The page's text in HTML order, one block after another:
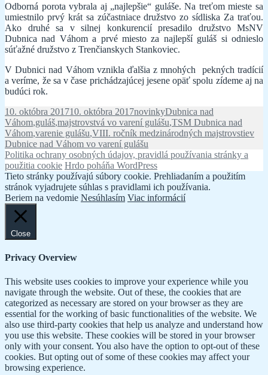
Odborná porota vybrala aj „najlepšie“ guláše. Na treťom mieste sa
umiestnilo prvý krát sa zúčastniace družstvo zo sídliska Za traťou.
Ako druhé sa v silnej konkurencií presadilo družstvo MsNV
Dubnica nad Váhom a prvé miesto za najlepší guláš si odnieslo
súťažné družstvo z Trenčianskych Stankoviec.
V Dubnici nad Váhom vznikla ďalšia z mnohých pekných tradícií
a veríme, že sa v čase prichádzajúcej jesene opäť spolu zídeme aj na
budúci rok.
Publikované
10. októbra 201710. októbra 2017Kategórie
novinkyZnačky
Dubnica nad
Váhom,guláš,majstrovstvá vo varení gulášu,TSM Dubnica nad
Váhom,varenie gulášu,VIII. ročník medzinárodných majstrovstiev
Dubnice nad Váhom vo varení gulášu
Politika ochrany osobných údajov, pravidlá používania stránky a
použitia cookie Hrdo poháňa WordPress
Tieto stránky používajú súbory cookie. Prehliadaním a použitím
stránok vyjadrujete súhlas s pravidlami ich používania.
Beriem na vedomie Nesúhlasím Viac informácií
Close
Privacy Overview
This website uses cookies to improve your experience while you
navigate through the website. Out of these, the cookies that are
categorized as necessary are stored on your browser as they are
essential for the working of basic functionalities of the website. We
also use third-party cookies that help us analyze and understand how
you use this website. These cookies will be stored in your browser
only with your consent. You also have the option to opt-out of these
cookies. But opting out of some of these cookies may affect your
browsing experience.